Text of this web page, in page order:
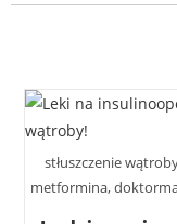
stłuszczenie
metformina,